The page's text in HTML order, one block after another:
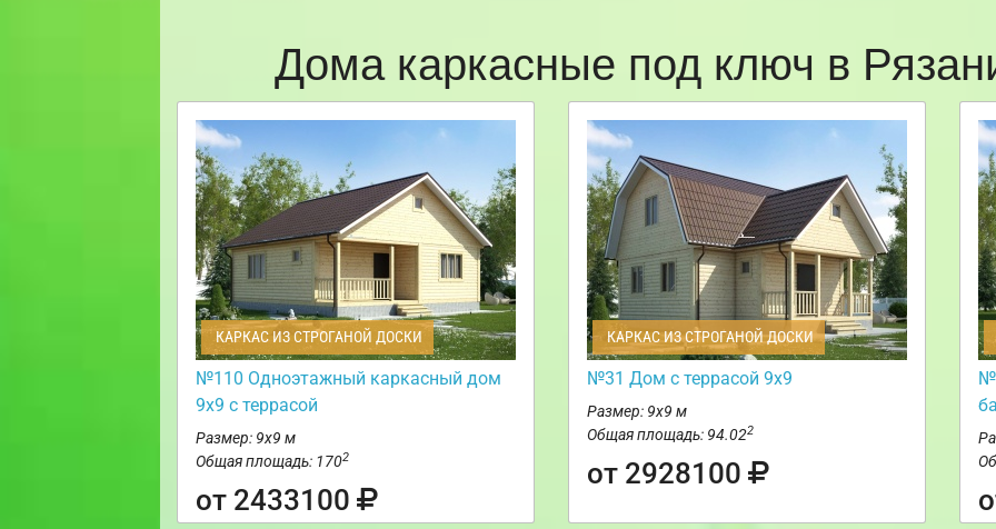
Дома каркасные под ключ в
КАРКАС ИЗ СТРОГАНОЙ ДОСКИ
№110 Одноэтажный каркасный дом
9х9 с террасой
Размер: 9х9 м
Общая площадь: 1702
от 2433100
КАРКАС ИЗ СТРОГАНОЙ ДОСКИ
№31 Дом с террасой 9х9
Размер: 9х9 м
Общая площадь: 94.022
от 2928100